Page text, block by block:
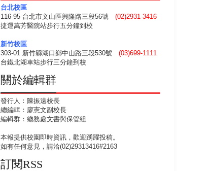
台北校區
116-95 台北市文山區興隆路三段56號 (02)2931-3416
捷運萬芳醫院站步行五分鐘到校
新竹校區
303-01 新竹縣湖口鄉中山路三段530號 (03)699-1111
台鐵北湖車站步行三分鐘到校
關於編輯群
發行人：陳振遠校長
總編輯：廖憲文副校長
編輯群：總務處文書與保管組
本報提供校園即時資訊，歡迎踴躍投稿。
如有任何意見，請洽(02)29313416#2163
訂閱RSS